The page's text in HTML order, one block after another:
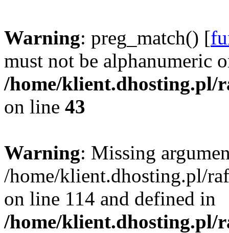
Warning: preg_match() [
must not be alphanumeric
/home/klient.dhosting.pl/
on line 43
Warning: Missing
/home/klient.dhosting.pl/
on line 114 and defined in
/home/klient.dhosting.pl/